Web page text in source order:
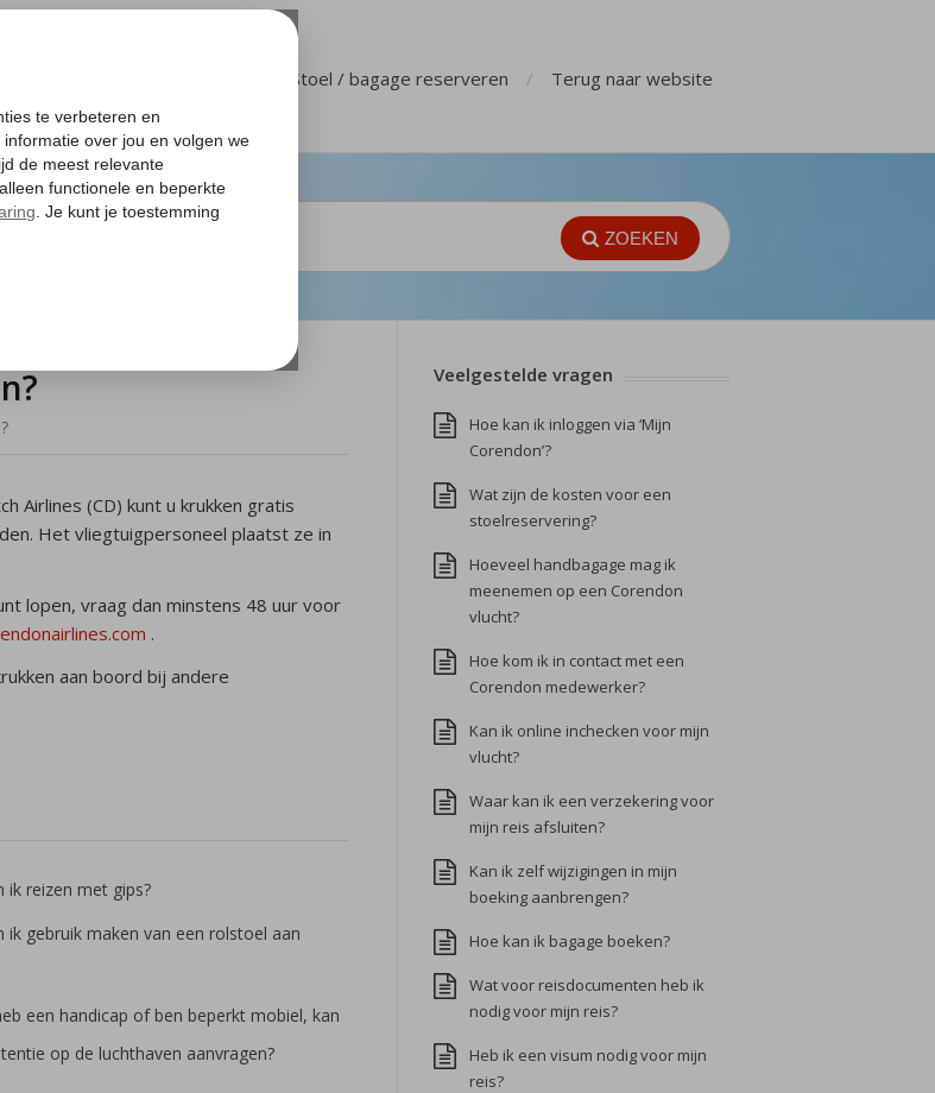
Stoel / bagage reserveren Terug naar website
ZOEKEN
Airlines (CD) kunt u krukken gratis
Het vliegtuigpersoneel plaatst ze in
lopen, vraag dan minstens 48 uur voor
.
aan boord bij andere
ik reizen met gips?
ik gebruik maken van een rolstoel aan
een handicap of ben beperkt mobiel, kan
op de luchthaven aanvragen?
Veelgestelde vragen
Hoe kan ik inloggen via ‘Mijn
Corendon’?
Wat zijn de kosten voor een
stoelreservering?
Hoeveel handbagage mag ik
meenemen op een Corendon
vlucht?
Hoe kom ik in contact met een
Corendon medewerker?
Kan ik online inchecken voor mijn
vlucht?
Waar kan ik een verzekering voor
mijn reis afsluiten?
Kan ik zelf wijzigingen in mijn
boeking aanbrengen?
Hoe kan ik bagage boeken?
Wat voor reisdocumenten heb ik
nodig voor mijn reis?
Heb ik een visum nodig voor mijn
reis?